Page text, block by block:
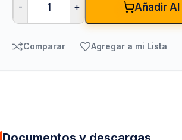
- + Añadir
Comparar Agregar a mi Lista